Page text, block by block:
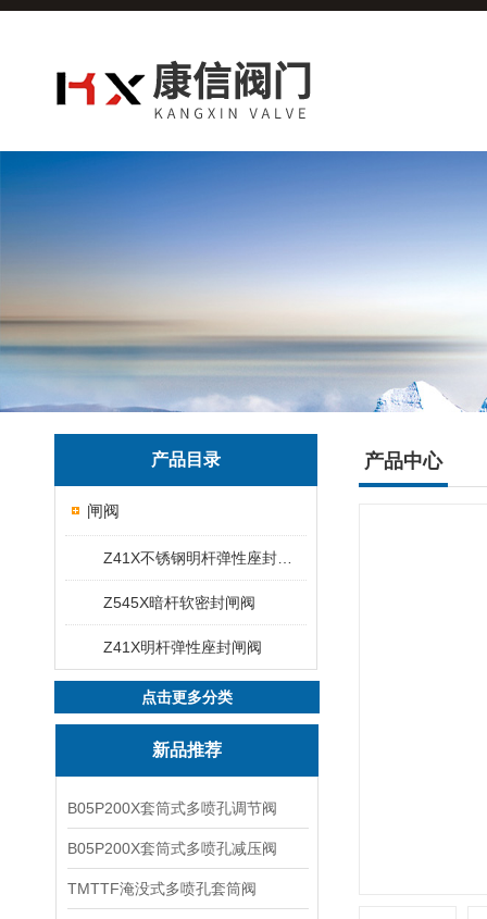
产品目录
闸阀
Z545X暗杆软密封闸阀
Z41X明杆弹性座封闸阀
点击更多分类
新品推荐
B05P200X套筒式多喷孔调节阀
B05P200X套筒式多喷孔减压阀
TMTTF淹没式多喷孔套筒阀
产品中心